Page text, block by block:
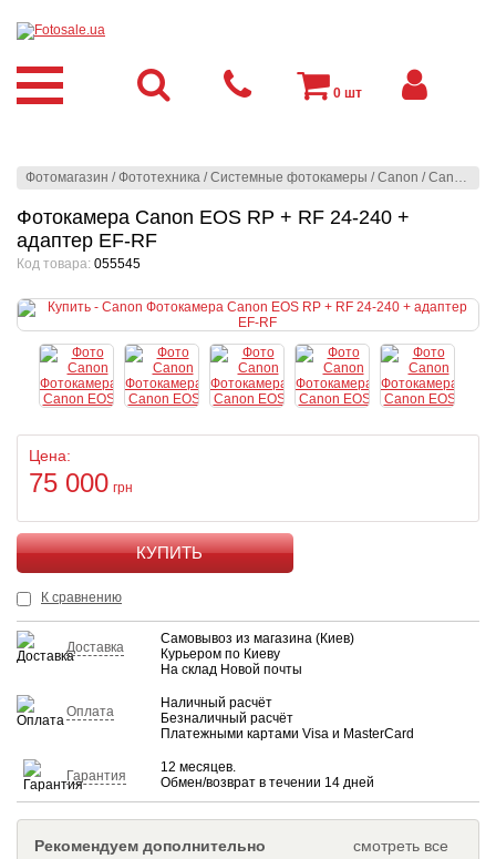
Фотомагазин /Фототехника /Системные фотокамеры /Canon /Canon
Фотокамера Canon EOS RP + RF 24-240 +
адаптер EF-RF
Код товара: 055545
Цена:
75 000 грн
КУПИТЬ
К сравнению
Доставка
Самовывоз из магазина (Киев)
Курьером по Киеву
На склад Новой почты
Оплата
Наличный расчёт
Безналичный расчёт
Платежными картами Visa и MasterCard
Гарантия
12 месяцев.
Обмен/возврат в течении 14 дней
Рекомендуем дополнительно смотреть все
0 шт